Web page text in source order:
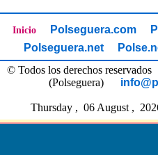
Inicio Polseguera.com
Polseguera.net
© Todos los derechos
(Polseguera)
Thursday , 06 August ,